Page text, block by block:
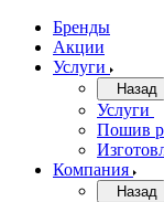
Бренды
Акции
Услуги
Назад
Услуги
Пошив
Компания
Назад